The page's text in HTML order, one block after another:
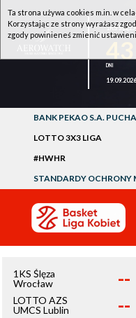
1KS
BANK PEKAO S.A.
LOTTO 3X3 LIGA
#HWHR
STANDARDY
1KS Ślęza
Wrocław
--
LOTTO AZS
UMCS Lublin
--
Ta strona używa cookies m.in. w
Korzystając ze strony wyrażasz
zgody powinieneś zmienić